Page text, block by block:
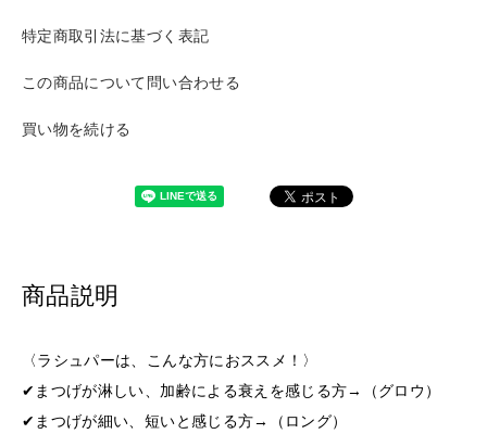
特定商取引法に基づく表記
この商品について問い合わせる
買い物を続ける
商品説明
〈ラシュパーは、こんな方におススメ！〉
✔まつげが淋しい、加齢による衰えを感じる方→（グロウ）
✔まつげが細い、短いと感じる方→（ロング）